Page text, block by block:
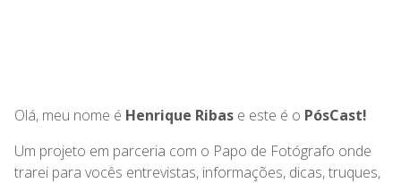
Olá, meu nome é Henrique Ribas e este é o PósCast!
Um projeto em parceria com o Papo de Fotógrafo onde
trarei para vocês entrevistas, informações, dicas, truques,